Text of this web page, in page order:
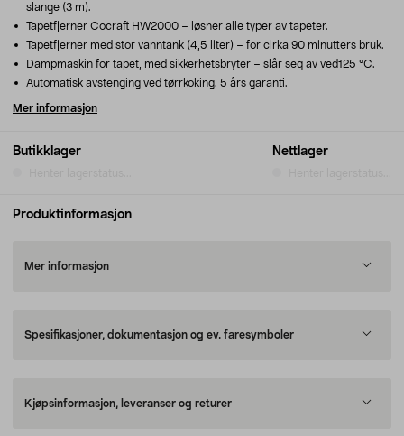
Butikklager Nettlager
slange (3 m).
Tapetfjerner Cocraft HW2000 – løsner alle typer av tapeter.
Tapetfjerner med stor vanntank (4,5 liter) – for cirka 90 minutters bruk.
Dampmaskin for tapet, med sikkerhetsbryter – slår seg av ved125 °C.
Automatisk avstenging ved tørrkoking. 5 års garanti.
Mer informasjon
Produktinformasjon
Mer informasjon
Spesifikasjoner, dokumentasjon og ev. faresymboler
Kjøpsinformasjon, leveranser og returer